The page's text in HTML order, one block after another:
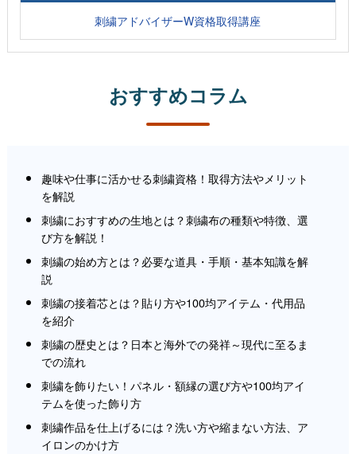
刺繍アドバイザーW資格取得講座
おすすめコラム
趣味や仕事に活かせる刺繍資格！取得方法やメリット
を解説
刺繍におすすめの生地とは？刺繍布の種類や特徴、選
び方を解説！
刺繍の始め方とは？必要な道具・手順・基本知識を解
説
刺繍の接着芯とは？貼り方や100均アイテム・代用品
を紹介
刺繍の歴史とは？日本と海外での発祥～現代に至るま
での流れ
刺繍を飾りたい！パネル・額縁の選び方や100均アイ
テムを使った飾り方
刺繍作品を仕上げるには？洗い方や縮まない方法、ア
イロンのかけ方